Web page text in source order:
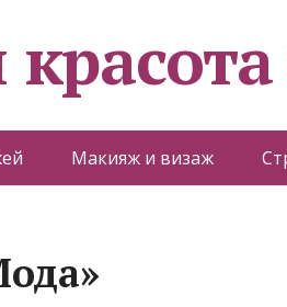
Макияж и визаж